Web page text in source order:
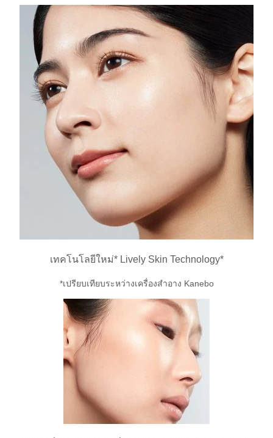
เทคโนโลยีใหม่* Lively Skin Technology*
*เปรียบเทียบระหว่างเครื่องสำอาง Kanebo